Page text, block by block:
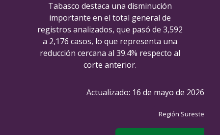
Tabasco destaca una disminución
importante en el total general de
registros analizados, que pasó de 3,592
a 2,176 casos, lo que representa una
reducción cercana al 39.4% respecto al
corte anterior.
Actualizado: 16 de mayo de 2026
Región Sureste